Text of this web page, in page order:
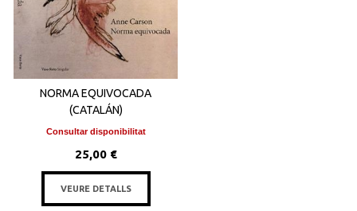
NORMA EQUIVOCADA
(CATALÁN)
Consultar disponibilitat
25,00 €
VEURE DETALLS